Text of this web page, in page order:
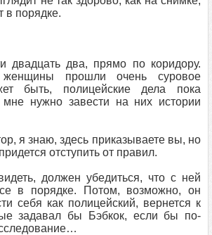
в порядке.
двадцать два, прямо по коридору.
прошли очень суровое
быть, полицейские дела пока
нужно завести на них истории
я знаю, здесь приказываете вы, но
отступить от правил.
должен убедиться, что с ней
в порядке. Потом, возможно, он
себя как полицейский, вернется к
задавал бы Бэбкок, если бы по-